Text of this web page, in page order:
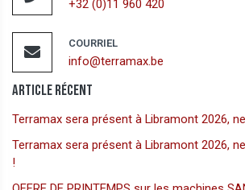
+32 (0)11 960 420
COURRIEL
info@terramax.be
Article Récent
Terramax sera présent à Libramont 2026,
Terramax sera présent à Libramont 2026,
!